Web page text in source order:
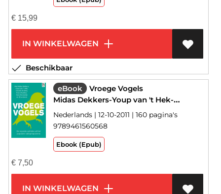
€15,99
IN WINKELWAGEN
Beschikbaar
eBook
Vroege Vogels
Midas Dekkers-Youp van 't Hek-Claudia de Breij-Maarten 't Hart-Hans Dorrestijn
Nederlands | 12-10-2011 | 160 pagina's
9789461560568
Ebook (Epub)
€7,50
IN WINKELWAGEN